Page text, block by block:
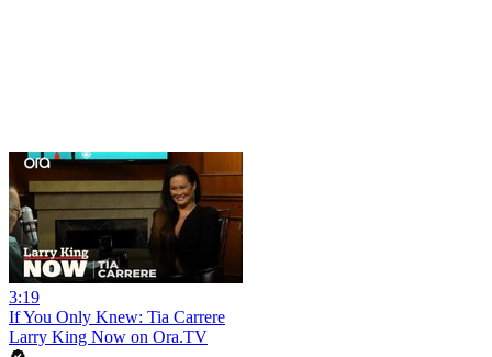
3:19
If You Only Knew: Tia Carrere
Larry King Now on Ora.TV